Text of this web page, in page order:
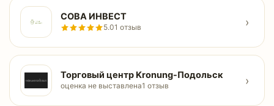
СОВА ИНВЕСТ
5.01 отзыв ›
Торговый центр Kronung-Подольск
оценка не выставлена1 отзыв ›